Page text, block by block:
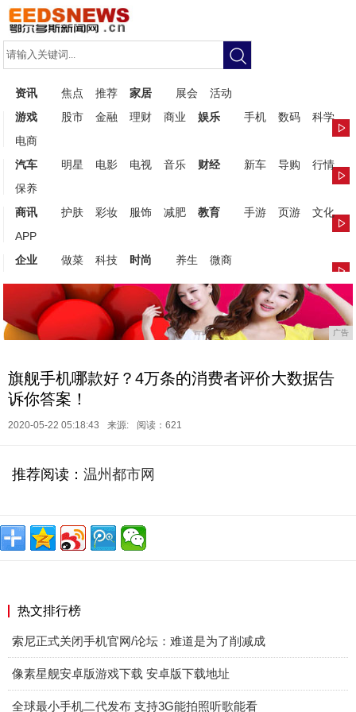
资讯 焦点 推荐 家居 展会
活动
游戏
股市 金融 理财 商业 娱乐 手机 数码
科学
电商
汽车
明星 电影 电视 音乐 财经 新车 导购
行情
保养
商讯
护肤 彩妆 服饰 减肥 教育 手游 页游
文化
APP
企业
做菜 科技 时尚 养生 微商
广告
旗舰手机哪款好？4万条的消费者评价大数据告
诉你答案！
2020-05-22 05:18:43 来源: 阅读：621
推荐阅读： 温州都市网
热文排行榜
索尼正式关闭手机官网/论坛：难道是为了削减成
像素星舰安卓版游戏下载 安卓版下载地址
全球最小手机二代发布 支持3G能拍照听歌能看